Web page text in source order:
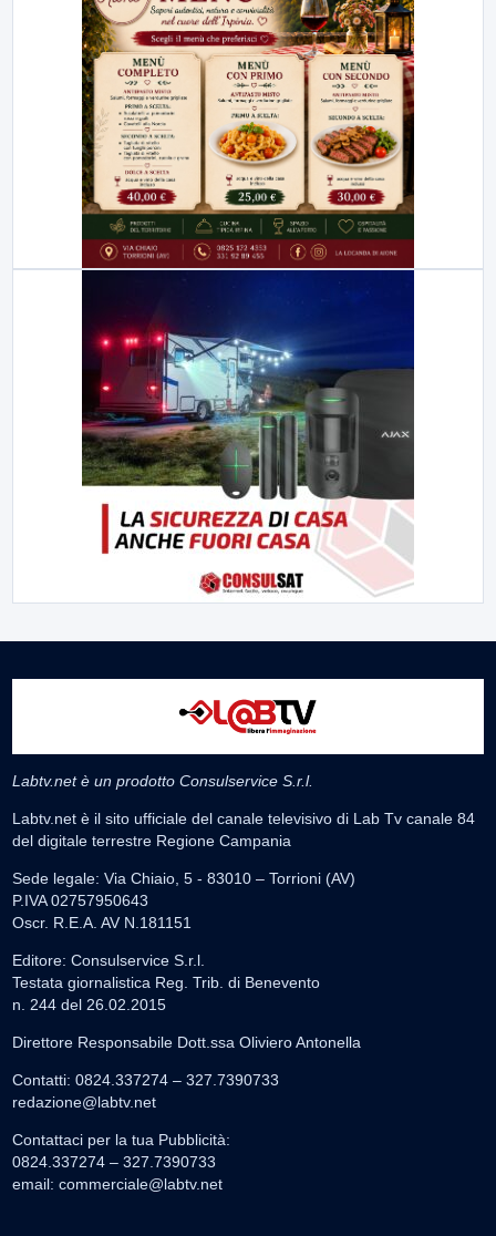
Labtv.net è un prodotto Consulservice S.r.l.
Labtv.net è il sito ufficiale del canale televisivo di Lab Tv canale 84
del digitale terrestre Regione Campania
Sede legale: Via Chiaio, 5 - 83010 – Torrioni (AV)
P.IVA 02757950643
Oscr. R.E.A. AV N.181151
Editore: Consulservice S.r.l.
Testata giornalistica Reg. Trib. di Benevento
n. 244 del 26.02.2015
Direttore Responsabile Dott.ssa Oliviero Antonella
Contatti: 0824.337274 – 327.7390733
redazione@labtv.net
Contattaci per la tua Pubblicità:
0824.337274 – 327.7390733
email: commerciale@labtv.net